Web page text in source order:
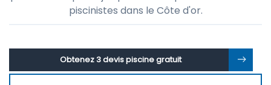
piscinistes dans le Côte d'or.
Obtenez 3 devis piscine gratuit